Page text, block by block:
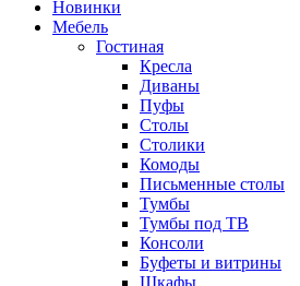
Новинки
Мебель
Гостиная
Кресла
Диваны
Пуфы
Столы
Столики
Комоды
Письменные столы
Тумбы
Тумбы под ТВ
Консоли
Буфеты и витрины
Шкафы